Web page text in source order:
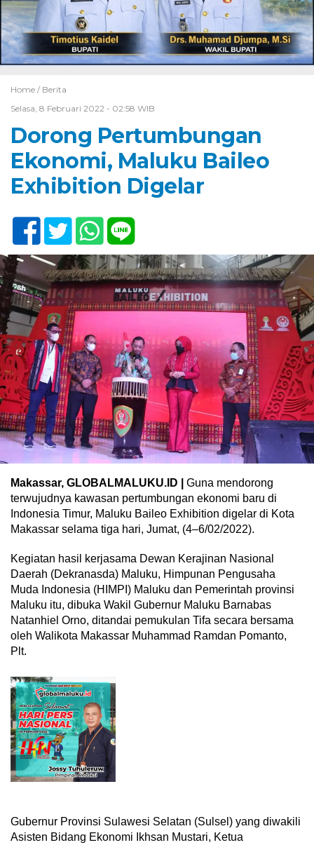
Home / Berita
Selasa, 8 Februari 2022 - 02:58 WIB
Dorong Pertumbungan
Ekonomi, Maluku Baileo
Exhibition Digelar
Makassar, GLOBALMALUKU.ID |
Guna mendorong
terwujudnya kawasan pertumbungan ekonomi baru di
Indonesia Timur, Maluku Baileo Exhibition digelar di Kota
Makassar selama tiga hari, Jumat, (4–6/02/2022).
Kegiatan hasil kerjasama Dewan Kerajinan Nasional
Daerah (Dekranasda) Maluku, Himpunan Pengusaha
Muda Indonesia (HIMPI) Maluku dan Pemerintah provinsi
Maluku itu, dibuka Wakil Gubernur Maluku Barnabas
Natanhiel Orno, ditandai pemukulan Tifa secara bersama
oleh Walikota Makassar Muhammad Ramdan Pomanto,
Plt.
Gubernur Provinsi Sulawesi Selatan (Sulsel) yang diwakili
Asisten Bidang Ekonomi Ikhsan Mustari, Ketua